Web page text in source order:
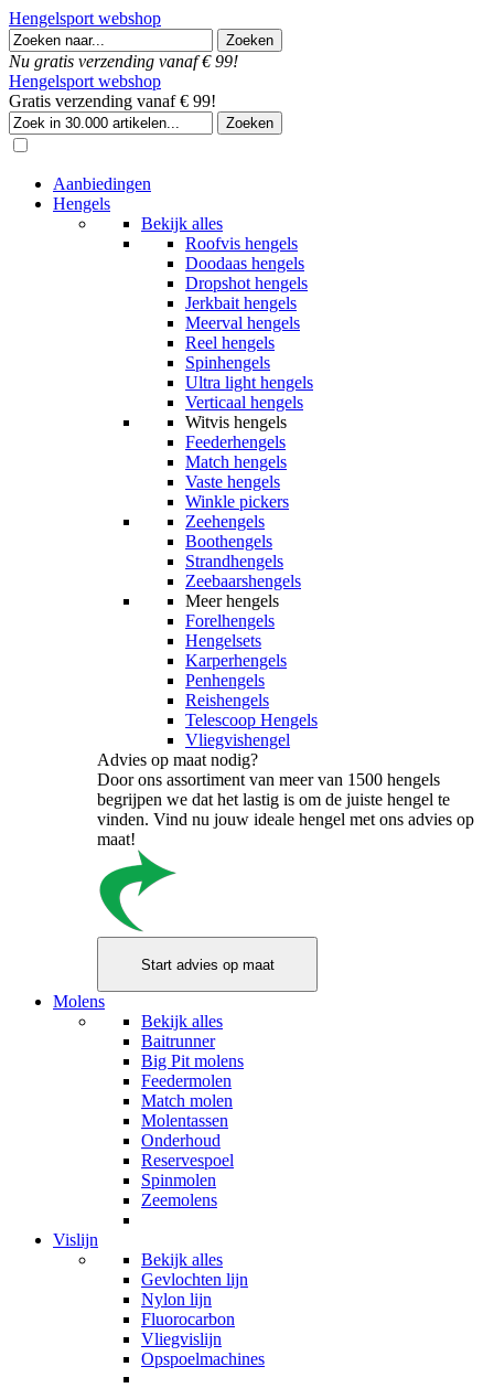
Hengelsport webshop
Nu gratis verzending vanaf € 99!
Hengelsport webshop
Gratis verzending vanaf € 99!
Aanbiedingen
Hengels
Bekijk alles
Roofvis hengels
Doodaas hengels
Dropshot hengels
Jerkbait hengels
Meerval hengels
Reel hengels
Spinhengels
Ultra light hengels
Verticaal hengels
Witvis hengels
Feederhengels
Match hengels
Vaste hengels
Winkle pickers
Zeehengels
Boothengels
Strandhengels
Zeebaarshengels
Meer hengels
Forelhengels
Hengelsets
Karperhengels
Penhengels
Reishengels
Telescoop Hengels
Vliegvishengel
Advies op maat nodig?
Door ons assortiment van meer van 1500 hengels
begrijpen we dat het lastig is om de juiste hengel te
vinden. Vind nu jouw ideale hengel met ons advies op
maat!
Molens
Bekijk alles
Baitrunner
Big Pit molens
Feedermolen
Match molen
Molentassen
Onderhoud
Reservespoel
Spinmolen
Zeemolens
Vislijn
Bekijk alles
Gevlochten lijn
Nylon lijn
Fluorocarbon
Vliegvislijn
Opspoelmachines